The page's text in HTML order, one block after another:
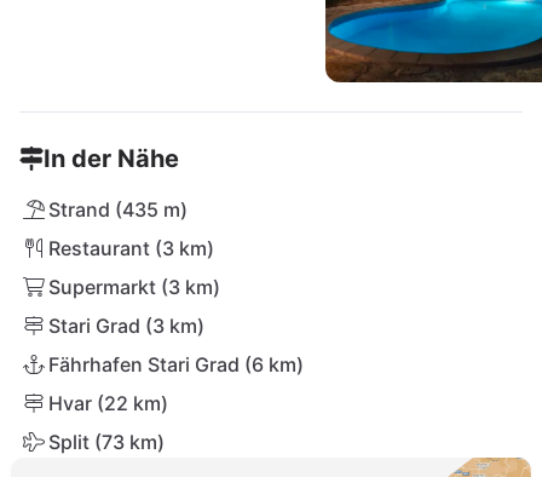
In der Nähe
Strand (435 m)
Restaurant (3 km)
Supermarkt (3 km)
Stari Grad (3 km)
Fährhafen Stari Grad (6 km)
Hvar (22 km)
Split (73 km)